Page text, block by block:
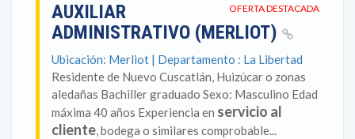
OFERTA DESTACADA
AUXILIAR
ADMINISTRATIVO (MERLIOT)
Ubicación: Merliot | Departamento : La Libertad
Residente de Nuevo Cuscatlán, Huizúcar o zonas
aledañas Bachiller graduado Sexo: Masculino Edad
máxima 40 años Experiencia en servicio al
cliente, bodega o similares comprobable...